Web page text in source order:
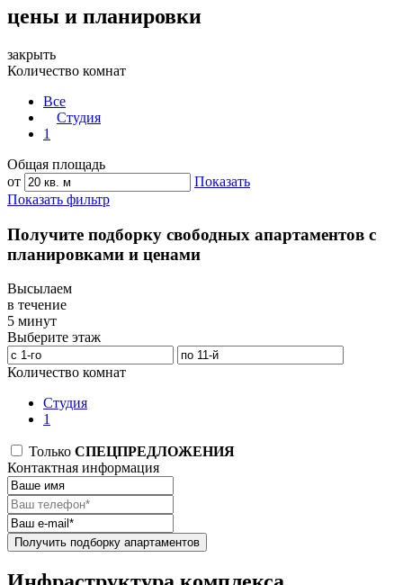
цены и планировки
закрыть
Количество комнат
Все
Студия
1
Общая площадь
от
Показать
Показать фильтр
Получите подборку свободных апартаментов с
планировками и ценами
Высылаем
в течение
5 минут
Выберите этаж
Количество комнат
Студия
1
Только СПЕЦПРЕДЛОЖЕНИЯ
Контактная информация
Получить подборку апартаментов